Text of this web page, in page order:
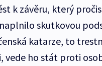
k závěru, který
skutkovou
katarze, to
vede ho stát proti